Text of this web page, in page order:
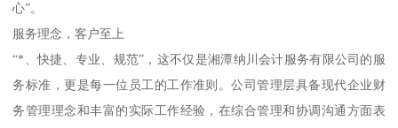
心”。
服务理念，客户至上
“*、快捷、专业、规范”，这不仅是湘潭纳川会计服务有限公司的服
务标准，更是每一位员工的工作准则。公司管理层具备现代企业财
务管理理念和丰富的实际工作经验，在综合管理和协调沟通方面表